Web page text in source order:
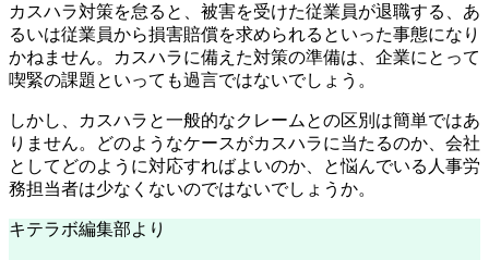
カスハラ対策を怠ると、被害を受けた従業員が退職する、あ
るいは従業員から損害賠償を求められるといった事態になり
かねません。カスハラに備えた対策の準備は、企業にとって
喫緊の課題といっても過言ではないでしょう。
しかし、カスハラと一般的なクレームとの区別は簡単ではあ
りません。どのようなケースがカスハラに当たるのか、会社
としてどのように対応すればよいのか、と悩んでいる人事労
務担当者は少なくないのではないでしょうか。
キテラボ編集部より